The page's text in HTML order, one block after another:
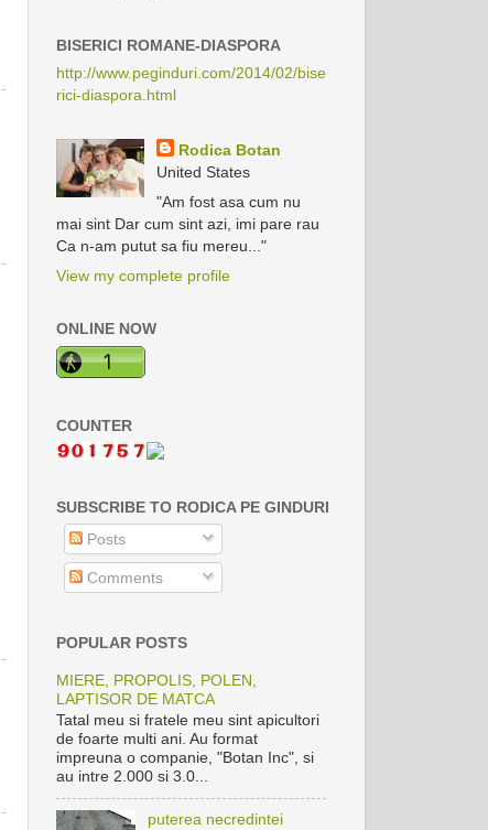
BISERICI ROMANE-DIASPORA
http://www.peginduri.com/2014/02/bise
rici-diaspora.html
Rodica Botan
United States
"Am fost asa cum nu
mai sint Dar cum sint azi, imi pare rau
Ca n-am putut sa fiu mereu..."
View my complete profile
ONLINE NOW
COUNTER
SUBSCRIBE TO RODICA PE GINDURI
Posts
Comments
POPULAR POSTS
MIERE, PROPOLIS, POLEN,
LAPTISOR DE MATCA
Tatal meu si fratele meu sint apicultori
de foarte multi ani. Au format
impreuna o companie, "Botan Inc", si
au intre 2.000 si 3.0...
puterea necredintei